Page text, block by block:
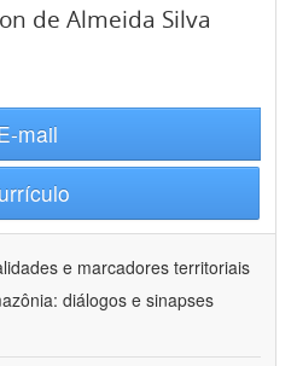
de Almeida Silva
mail
e marcadores territoriais
diálogos e sinapses